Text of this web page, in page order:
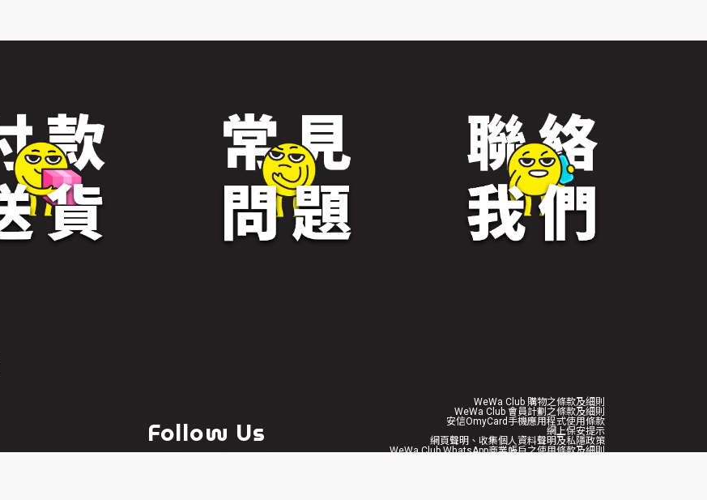
Follow Us
WeWa Club 購物之條款及細則
WeWa Club 會員計劃之條款及細則
安信OmyCard手機應用程式使用條款
網上保安提示
網頁聲明、收集個人資料聲明及私隱政策
WeWa Club WhatsApp商業帳戶之使用條款及細則